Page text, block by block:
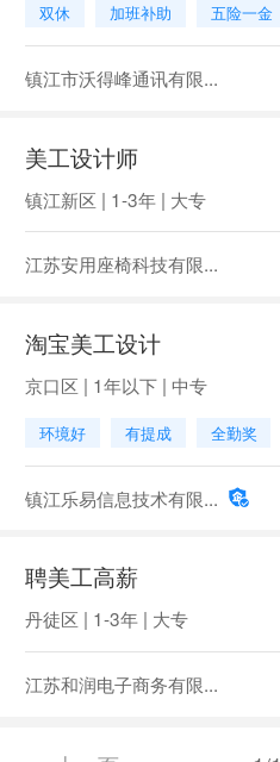
双休 加班补助 五险一金
镇江市沃得峰通讯有限...
美工设计师
镇江新区 | 1-3年 | 大专
江苏安用座椅科技有限...
淘宝美工设计
京口区 | 1年以下 | 中专
环境好 有提成 全勤奖
镇江乐易信息技术有限...
聘美工高薪
丹徒区 | 1-3年 | 大专
江苏和润电子商务有限...